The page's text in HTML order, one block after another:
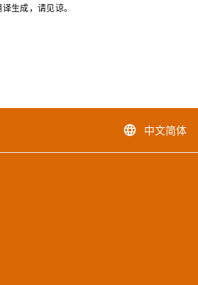
生成，请见谅。
language 中文简体